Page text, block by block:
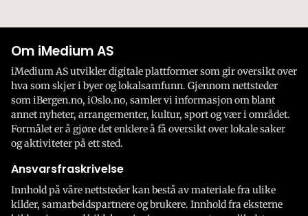
Om iMedium AS
iMedium AS utvikler digitale plattformer som gir oversikt over
hva som skjer i byer og lokalsamfunn. Gjennom nettsteder
som iBergen.no, iOslo.no, samler vi informasjon om blant
annet nyheter, arrangementer, kultur, sport og vær i området.
Formålet er å gjøre det enklere å få oversikt over lokale saker
og aktiviteter på ett sted.
Ansvarsfraskrivelse
Innhold på våre nettsteder kan bestå av materiale fra ulike
kilder, samarbeidspartnere og brukere. Innhold fra eksterne